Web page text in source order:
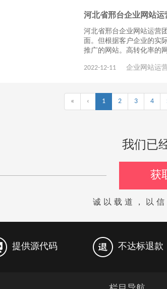
河北省邢台企业网站运
河北省邢台企业网站运营
面。但根据客户企业的实
推广的网站。高转化率的
2022-12-11 企业网站运
« ‹ 1 2 3 4
我们已
获
诚以载道，以
提供源代码 不达标退款